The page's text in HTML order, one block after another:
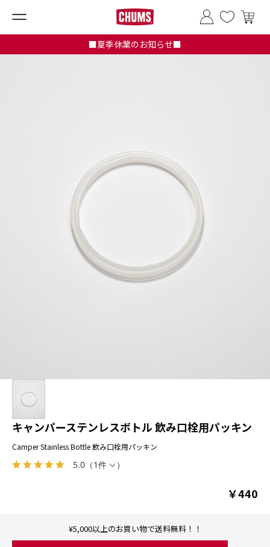
■夏季休業のお知らせ■
5.0 （1件 ）
キャンパーステンレスボトル 飲み口栓用パッキン
Camper Stainless Bottle 飲み口栓用パッキン
￥440
¥5,000以上のお買い物で送料無料！！